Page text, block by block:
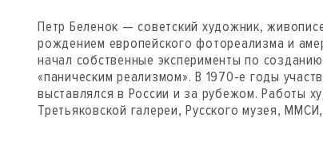
Петр Беленок — советский художник,
рождением европейского фотореализма и
начал собственные эксперименты по
«паническим реализмом». В 1970-е годы
выставлялся в России и за рубежом. Работы
Третьяковской галереи, Русского музея,